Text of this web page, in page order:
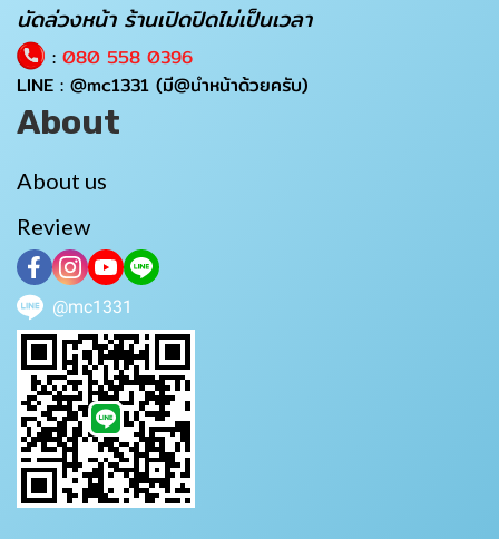
นัดล่วงหน้า ร้านเปิดปิดไม่เป็นเวลา
: 080 558 0396
LINE : @mc1331 (มี@นำหน้าด้วยครับ)
About
About us
Review
@mc1331